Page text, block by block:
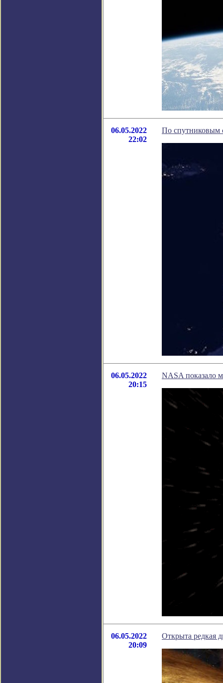
06.05.2022
22:02
По спутниковым
06.05.2022
20:15
NASA показало
06.05.2022
20:09
Открыта редкая